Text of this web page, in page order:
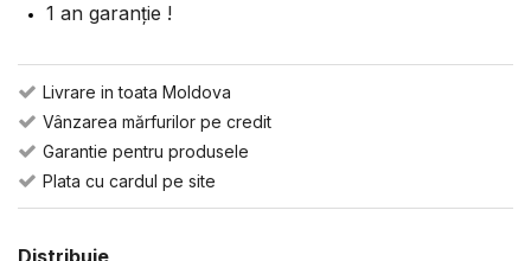
1 an garanție !
Livrare in toata Moldova
Vânzarea mărfurilor pe credit
Garantie pentru produsele
Plata cu cardul pe site
Distribuie